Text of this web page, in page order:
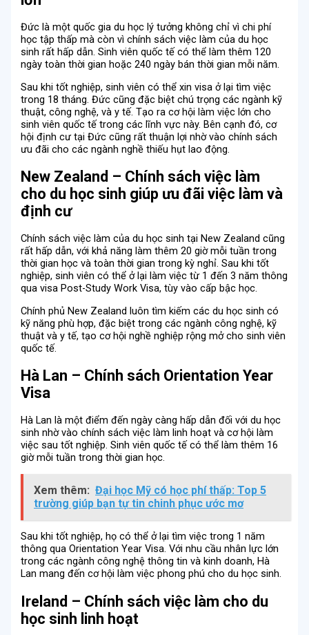
Đức là một quốc gia du học lý tưởng không chỉ vì chi phí
học tập thấp mà còn vì chính sách việc làm của du học
sinh rất hấp dẫn. Sinh viên quốc tế có thể làm thêm 120
ngày toàn thời gian hoặc 240 ngày bán thời gian mỗi năm.
Sau khi tốt nghiệp, sinh viên có thể xin visa ở lại tìm việc
trong 18 tháng. Đức cũng đặc biệt chú trọng các ngành kỹ
thuật, công nghệ, và y tế. Tạo ra cơ hội làm việc lớn cho
sinh viên quốc tế trong các lĩnh vực này. Bên cạnh đó, cơ
hội định cư tại Đức cũng rất thuận lợi nhờ vào chính sách
ưu đãi cho các ngành nghề thiếu hụt lao động.
New Zealand – Chính sách việc làm
cho du học sinh giúp ưu đãi việc làm và
định cư
Chính sách việc làm của du học sinh tại New Zealand cũng
rất hấp dẫn, với khả năng làm thêm 20 giờ mỗi tuần trong
thời gian học và toàn thời gian trong kỳ nghỉ. Sau khi tốt
nghiệp, sinh viên có thể ở lại làm việc từ 1 đến 3 năm thông
qua visa Post-Study Work Visa, tùy vào cấp bậc học.
Chính phủ New Zealand luôn tìm kiếm các du học sinh có
kỹ năng phù hợp, đặc biệt trong các ngành công nghệ, kỹ
thuật và y tế, tạo cơ hội nghề nghiệp rộng mở cho sinh viên
quốc tế.
Hà Lan – Chính sách Orientation Year
Visa
Hà Lan là một điểm đến ngày càng hấp dẫn đối với du học
sinh nhờ vào chính sách việc làm linh hoạt và cơ hội làm
việc sau tốt nghiệp. Sinh viên quốc tế có thể làm thêm 16
giờ mỗi tuần trong thời gian học.
Xem thêm: Đại học Mỹ có học phí thấp: Top 5
trường giúp bạn tự tin chinh phục ước mơ
Sau khi tốt nghiệp, họ có thể ở lại tìm việc trong 1 năm
thông qua Orientation Year Visa. Với nhu cầu nhân lực lớn
trong các ngành công nghệ thông tin và kinh doanh, Hà
Lan mang đến cơ hội làm việc phong phú cho du học sinh.
Ireland – Chính sách việc làm cho du
học sinh linh hoạt